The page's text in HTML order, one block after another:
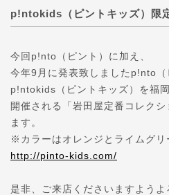
p!ntokids（ピントキッズ）限
今回p!nto（ピント）に加え、
今年9月に発表致しましたp!nto
p!ntokids（ピントキッズ）を福
開催される「岩田屋定番コレク
ます。
※カラーはオレンジとライムグリ
http://pinto-kids.com/
是非、ご来店くださいますようよ